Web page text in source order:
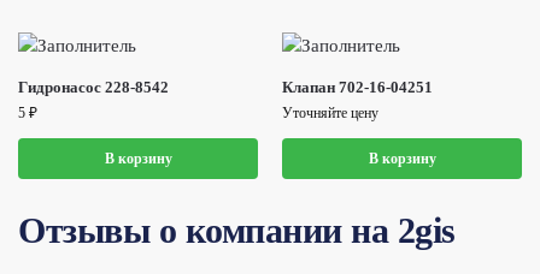
Гидронасос 228-8542
5 ₽
В корзину
Клапан 702-16-04251
Уточняйте цену
В корзину
Отзывы о компании на 2gis